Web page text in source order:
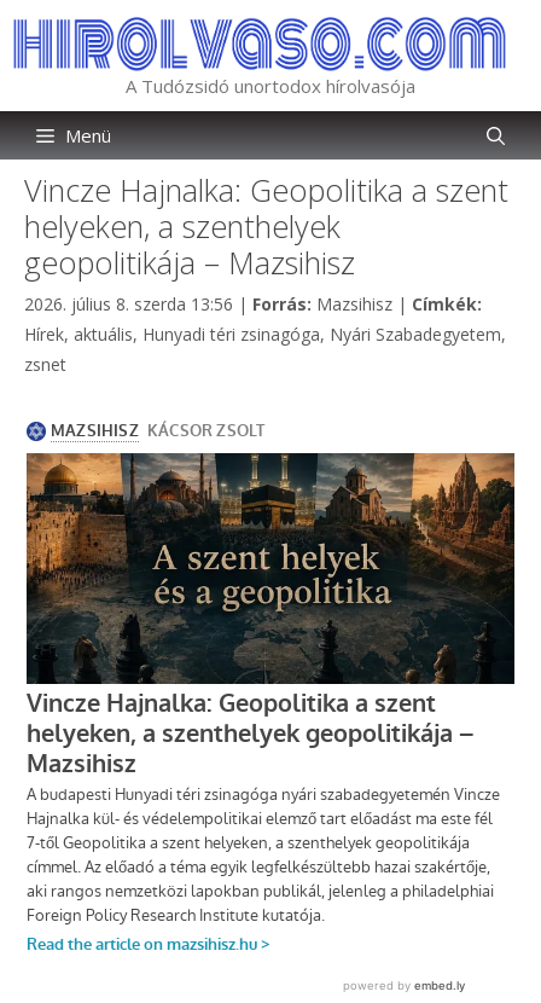
tartalomba
A Tudózsidó unortodox hírolvasója
Menü
Vincze Hajnalka: Geopolitika a szent
helyeken, a szenthelyek
geopolitikája – Mazsihisz
2026. július 8. szerda 13:56 | Forrás: Kategória
Mazsihisz | Címkék:
Hírek, aktuális, Hunyadi téri zsinagóga, Nyári Szabadegyetem,
zsnet